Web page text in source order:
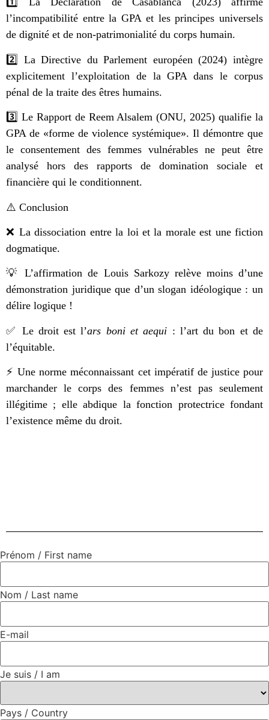
l’incompatibilité entre la GPA et les principes universels
de dignité et de non-patrimonialité du corps humain.
2️⃣ La Directive du Parlement européen (2024) intègre
explicitement l’exploitation de la GPA dans le corpus
pénal de la traite des êtres humains.
3️⃣ Le Rapport de Reem Alsalem (ONU, 2025) qualifie la
GPA de «forme de violence systémique». Il démontre que
le consentement des femmes vulnérables ne peut être
analysé hors des rapports de domination sociale et
financière qui le conditionnent.
⚠️ Conclusion
❌ La dissociation entre la loi et la morale est une fiction
dogmatique.
💡 L’affirmation de Louis Sarkozy relève moins d’une
démonstration juridique que d’un slogan idéologique : un
délire logique !
✅ Le droit est l’ars boni et aequi : l’art du bon et de
l’équitable.
⚡ Une norme méconnaissant cet impératif de justice pour
marchander le corps des femmes n’est pas seulement
illégitime ; elle abdique la fonction protectrice fondant
l’existence même du droit.
Prénom / First name
Nom / Last name
E-mail
Je suis / I am
Pays / Country